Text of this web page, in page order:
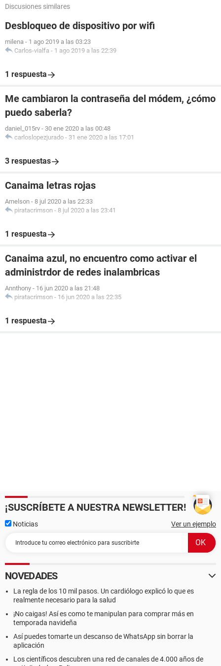
Discusiones similares
Desbloqueo de dispositivo por wifi
milena - 1 ago 2019 a las 03:23
Carlos-vialfa - 1 ago 2019 a las 22:39
1 respuesta
Me cambiaron la contraseña del módem, ¿cómo
puedo saberla?
daniel_015rv - 30 ene 2020 a las 00:48
carloslopezjurado - 31 ene 2020 a las 17:01
3 respuestas
Canaima letras rojas
Arnelson - 8 jul 2020 a las 22:33
piratacrimson - 8 jul 2020 a las 23:41
1 respuesta
Canaima azul, no encuentro como activar el
administrdor de redes inalambricas
Annthony - 16 jun 2020 a las 21:48
piratacrimson - 16 jun 2020 a las 22:35
1 respuesta
¡SUSCRÍBETE A NUESTRA NEWSLETTER!
Noticias Ver un ejemplo
NOVEDADES
La regla de los 10 mil pasos. Un cardiólogo explicó lo que es
realmente necesario para la salud
¡No caigas! Así es como te manipulan para comprar más en
temporada navideña
Así puedes tomarte un descanso de WhatsApp sin borrar la
aplicación
Los científicos descubren una red de canales de 4.000 años de